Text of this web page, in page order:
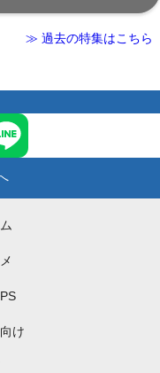
≫ 過去の特集はこちら
け